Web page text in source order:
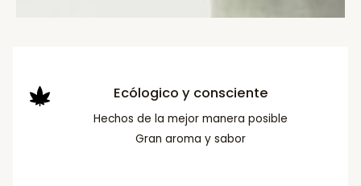
Ecólogico y consciente
Hechos de la mejor manera posible
Gran aroma y sabor